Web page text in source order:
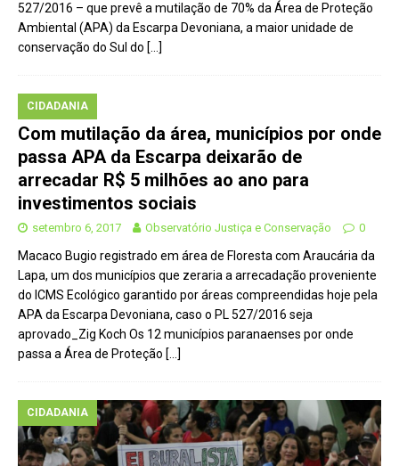
527/2016 – que prevê a mutilação de 70% da Área de Proteção
Ambiental (APA) da Escarpa Devoniana, a maior unidade de
conservação do Sul do […]
CIDADANIA
Com mutilação da área, municípios por onde
passa APA da Escarpa deixarão de
arrecadar R$ 5 milhões ao ano para
investimentos sociais
setembro 6, 2017 Observatório Justiça e Conservação 0
Macaco Bugio registrado em área de Floresta com Araucária da
Lapa, um dos municípios que zeraria a arrecadação proveniente
do ICMS Ecológico garantido por áreas compreendidas hoje pela
APA da Escarpa Devoniana, caso o PL 527/2016 seja
aprovado_Zig Koch Os 12 municípios paranaenses por onde
passa a Área de Proteção […]
CIDADANIA